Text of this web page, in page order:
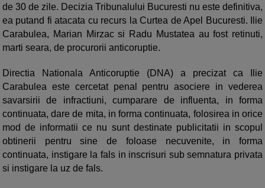
de 30 de zile. Decizia Tribunalului Bucuresti nu este definitiva,
ea putand fi atacata cu recurs la Curtea de Apel Bucuresti. Ilie
Carabulea, Marian Mirzac si Radu Mustatea au fost retinuti,
marti seara, de procurorii anticoruptie.
Directia Nationala Anticoruptie (DNA) a precizat ca Ilie
Carabulea este cercetat penal pentru asociere in vederea
savarsirii de infractiuni, cumparare de influenta, in forma
continuata, dare de mita, in forma continuata, folosirea in orice
mod de informatii ce nu sunt destinate publicitatii in scopul
obtinerii pentru sine de foloase necuvenite, in forma
continuata, instigare la fals in inscrisuri sub semnatura privata
si instigare la uz de fals.